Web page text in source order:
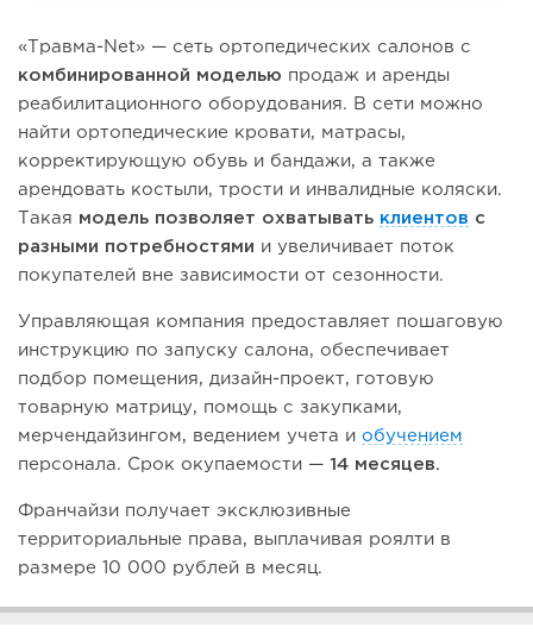
«Травма-Net» — сеть ортопедических салонов с
комбинированной моделью продаж и аренды
реабилитационного оборудования. В сети можно
найти ортопедические кровати, матрасы,
корректирующую обувь и бандажи, а также
арендовать костыли, трости и инвалидные коляски.
Такая модель позволяет охватывать клиентов с
разными потребностями и увеличивает поток
покупателей вне зависимости от сезонности.
Управляющая компания предоставляет пошаговую
инструкцию по запуску салона, обеспечивает
подбор помещения, дизайн-проект, готовую
товарную матрицу, помощь с закупками,
мерчендайзингом, ведением учета и обучением
персонала. Срок окупаемости — 14 месяцев.
Франчайзи получает эксклюзивные
территориальные права, выплачивая роялти в
размере 10 000 рублей в месяц.